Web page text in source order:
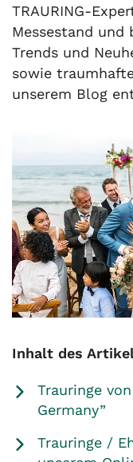
TRAURING-
Messestand
Trends und
sowie
unserem Blog
Inhalt des
Trauringe
Germany”
Trauringe /